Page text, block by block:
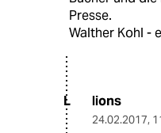
Presse.
Walther Kohl -
L lions
24.02.2017,